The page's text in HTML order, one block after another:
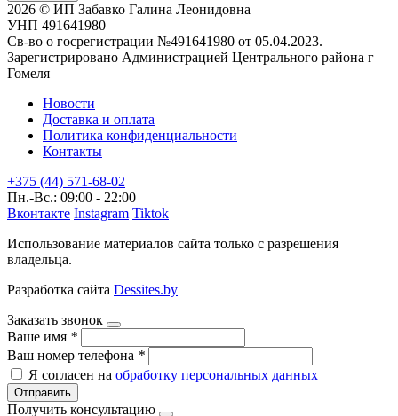
2026 © ИП Забавко Галина Леонидовна
УНП 491641980
Св-во о госрегистрации №491641980 от 05.04.2023.
Зарегистрировано Администрацией Центрального района г
Гомеля
Новости
Доставка и оплата
Политика конфиденциальности
Контакты
+375 (44) 571-68-02
Пн.-Вс.: 09:00 - 22:00
Вконтакте Instagram Tiktok
Использование материалов сайта только с разрешения
владельца.
Разработка сайта Dessites.by
Заказать звонок
Ваше имя *
Ваш номер телефона *
Я согласен на обработку персональных данных
Отправить
Получить консультацию